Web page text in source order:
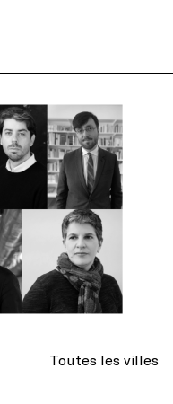
Toutes les villes